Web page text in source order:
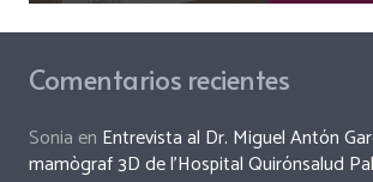
Comentarios recientes
Sonia en Entrevista al Dr. Miguel Antón
mamògraf 3D de l’Hospital Quirónsalud